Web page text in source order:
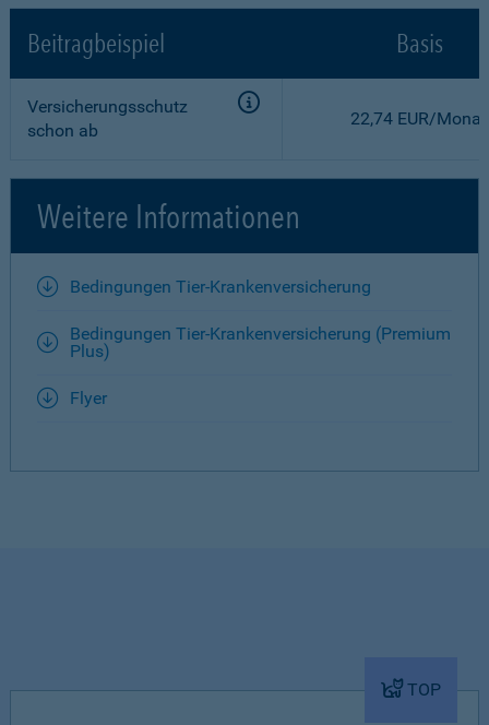
Beitragbeispiel Basis
Versicherungsschutz
schon ab
22,74 EUR/Monat
Weitere Informationen
Bedingungen Tier-Krankenversicherung
Bedingungen Tier-Krankenversicherung (Premium
Plus)
Flyer
TOP